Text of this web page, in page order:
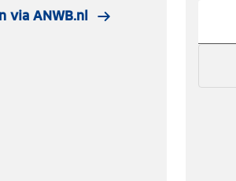
via ANWB.nl